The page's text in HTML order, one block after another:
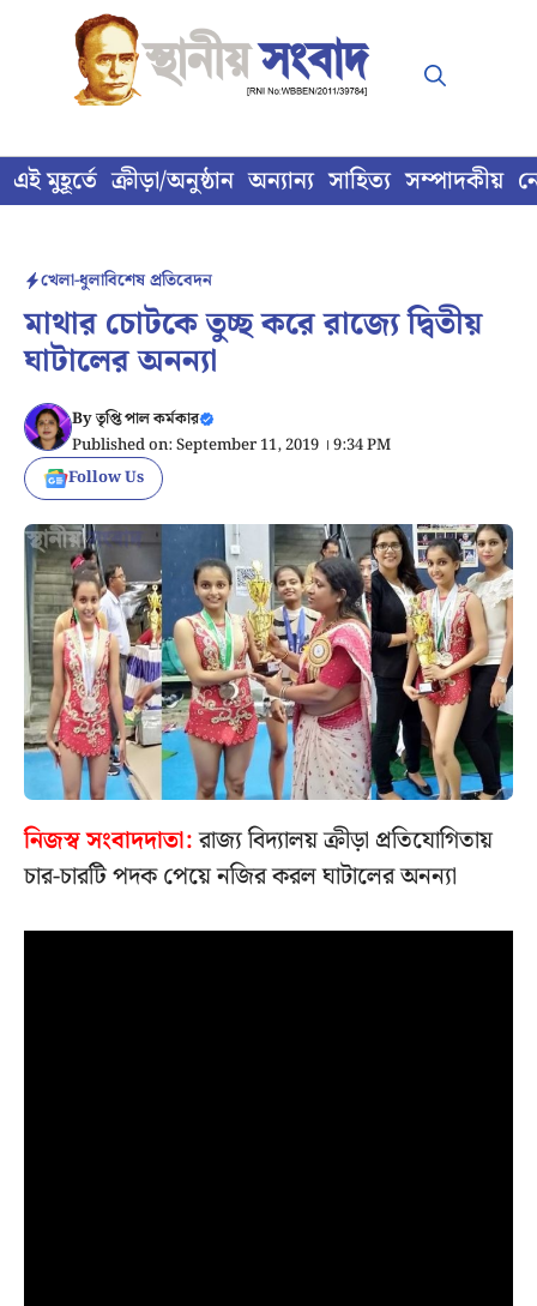
content
এই মুহূর্তে ক্রীড়া/অনুষ্ঠান অন্যান্য সাহিত্য সম্পাদকীয়
খেলা-ধুলাবিশেষ প্রতিবেদন
মাথার চোটকে তুচ্ছ করে রাজ্যে দ্বিতীয়
ঘাটালের অনন্যা
Byতৃপ্তি পাল কর্মকার
Published on: September 11, 2019 । 9:34 PM
Follow Us
নিজস্ব সংবাদদাতা:রাজ্য বিদ্যালয় ক্রীড়া প্রতিযোগিতায়
চার-চারটি পদক পেয়ে নজির করল ঘাটালের অনন্যা